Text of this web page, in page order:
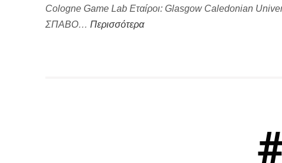
Cologne Game Lab Εταίροι: Glasgow Caledonian
ΣΠΑΒΟ… Περισσότερα